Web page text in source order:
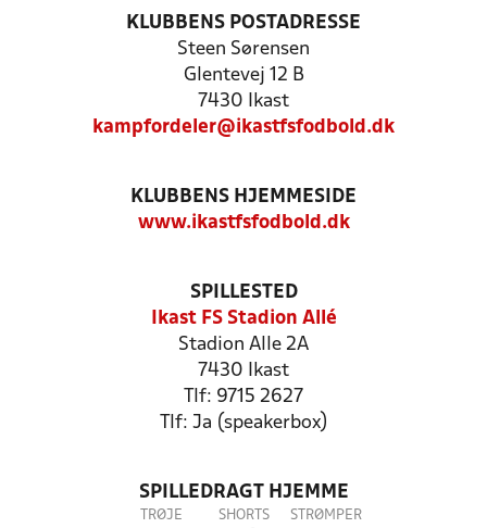
KLUBBENS POSTADRESSE
Steen Sørensen
Glentevej 12 B
7430 Ikast
kampfordeler@ikastfsfodbold.dk
KLUBBENS HJEMMESIDE
www.ikastfsfodbold.dk
SPILLESTED
Ikast FS Stadion Allé
Stadion Alle 2A
7430 Ikast
Tlf: 9715 2627
Tlf: Ja (speakerbox)
SPILLEDRAGT HJEMME
TRØJE SHORTS STRØMPER